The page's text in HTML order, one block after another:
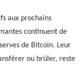
aux prochains
continuent de
de Bitcoin. Leur
ou brûler, reste